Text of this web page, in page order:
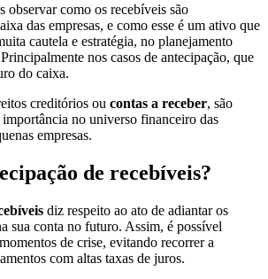
observar como os recebíveis são
das empresas, e como esse é um ativo que
cautela e estratégia, no planejamento
nos casos de antecipação, que
do caixa.
creditórios ou contas a receber, são
importância no universo financeiro das
empresas.
de recebíveis?
diz respeito ao ato de adiantar os
sua conta no futuro. Assim, é possível
de crise, evitando recorrer a
com altas taxas de juros.